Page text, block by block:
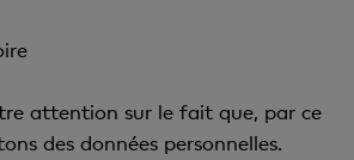
attention sur le fait que, par ce
des données personnelles.